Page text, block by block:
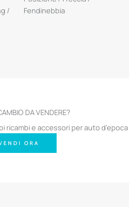
/
Fendinebbia
DA VENDERE?
ricambi e accessori per auto d'epoca
ORA